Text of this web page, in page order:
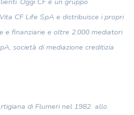
CF Life SpA e distribuisce i propri
e finanziarie e oltre 2.000 mediatori
società di mediazione creditizia
di Flumeri nel 1982 allo